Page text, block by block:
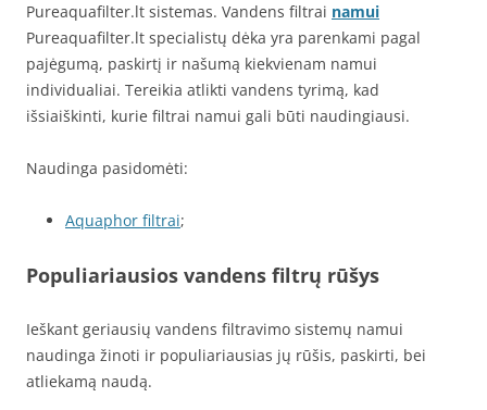
Pureaquafilter.lt sistemas. Vandens filtrai namui
Pureaquafilter.lt specialistų dėka yra parenkami pagal
pajėgumą, paskirtį ir našumą kiekvienam namui
individualiai. Tereikia atlikti vandens tyrimą, kad
išsiaiškinti, kurie filtrai namui gali būti naudingiausi.
Naudinga pasidomėti:
Aquaphor filtrai;
Populiariausios vandens filtrų rūšys
Ieškant geriausių vandens filtravimo sistemų namui
naudinga žinoti ir populiariausias jų rūšis, paskirti, bei
atliekamą naudą.